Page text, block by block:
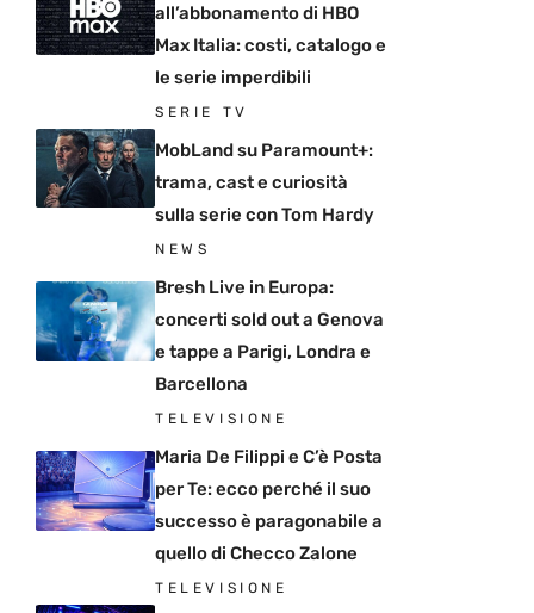
all’abbonamento di HBO
Max Italia: costi, catalogo e
le serie imperdibili
SERIE TV
MobLand su Paramount+:
trama, cast e curiosità
sulla serie con Tom Hardy
NEWS
Bresh Live in Europa:
concerti sold out a Genova
e tappe a Parigi, Londra e
Barcellona
TELEVISIONE
Maria De Filippi e C’è Posta
per Te: ecco perché il suo
successo è paragonabile a
quello di Checco Zalone
TELEVISIONE